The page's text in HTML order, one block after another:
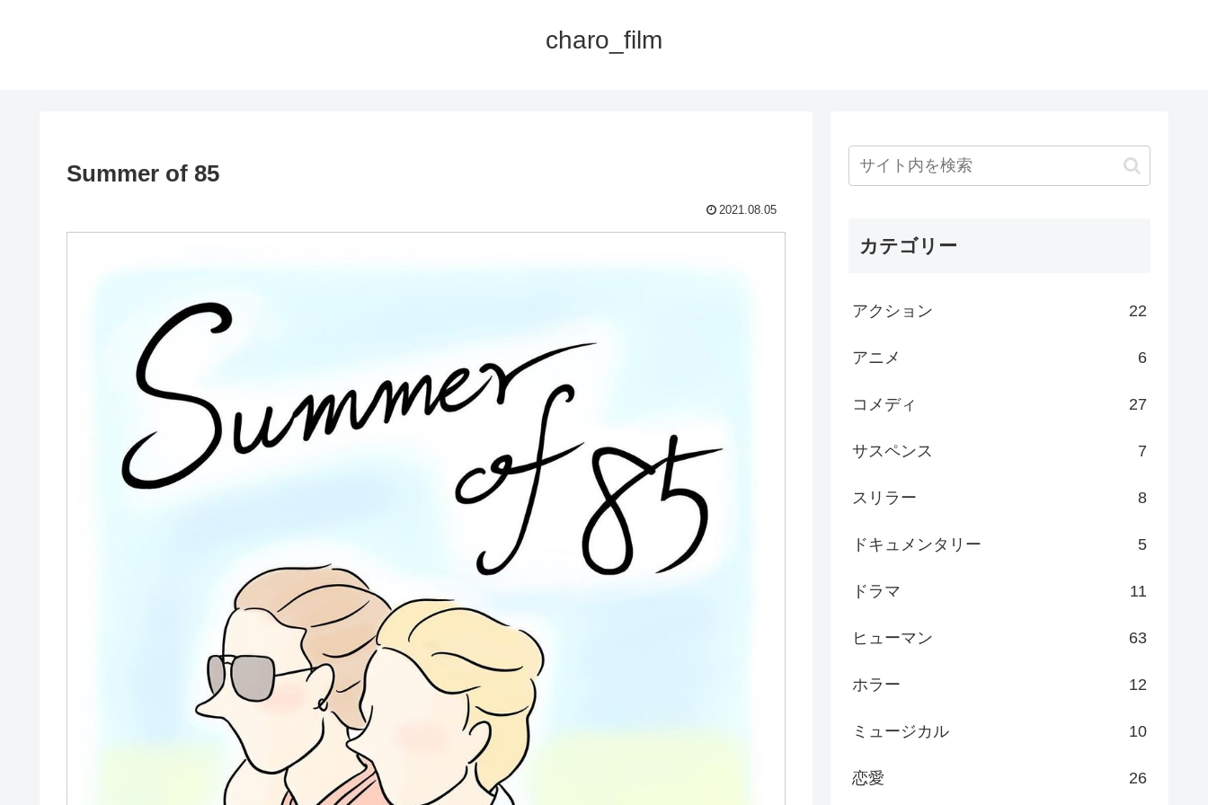
charo_film
Summer of 85
2021.08.05
カテゴリー
アクション 22
アニメ 6
コメディ 27
サスペンス 7
スリラー 8
ドキュメンタリー 5
ドラマ 11
ヒューマン 63
ホラー 12
ミュージカル 10
恋愛 26